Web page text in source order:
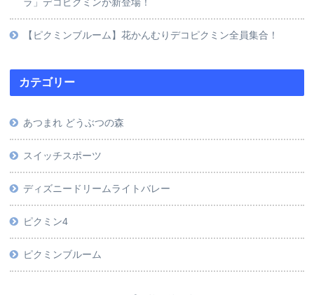
ラ」デコピクミンが新登場！
【ピクミンブルーム】花かんむりデコピクミン全員集合！
カテゴリー
あつまれ どうぶつの森
スイッチスポーツ
ディズニードリームライトバレー
ピクミン4
ピクミンブルーム